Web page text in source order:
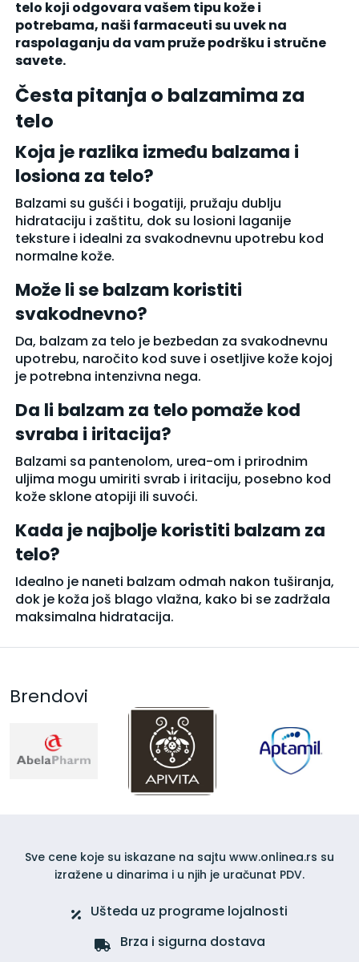
telo koji odgovara vašem tipu kože i
potrebama, naši farmaceuti su uvek na
raspolaganju da vam pruže podršku i stručne
savete.
Česta pitanja o balzamima za
telo
Koja je razlika između balzama i
losiona za telo?
Balzami su gušći i bogatiji, pružaju dublju
hidrataciju i zaštitu, dok su losioni laganije
teksture i idealni za svakodnevnu upotrebu kod
normalne kože.
Može li se balzam koristiti
svakodnevno?
Da, balzam za telo je bezbedan za svakodnevnu
upotrebu, naročito kod suve i osetljive kože kojoj
je potrebna intenzivna nega.
Da li balzam za telo pomaže kod
svraba i iritacija?
Balzami sa pantenolom, urea-om i prirodnim
uljima mogu umiriti svrab i iritaciju, posebno kod
kože sklone atopiji ili suvoći.
Kada je najbolje koristiti balzam za
telo?
Idealno je naneti balzam odmah nakon tuširanja,
dok je koža još blago vlažna, kako bi se zadržala
maksimalna hidratacija.
Brendovi
Sve cene koje su iskazane na sajtu www.onlinea.rs su
izražene u dinarima i u njih je uračunat PDV.
Ušteda uz programe lojalnosti
Brza i sigurna dostava